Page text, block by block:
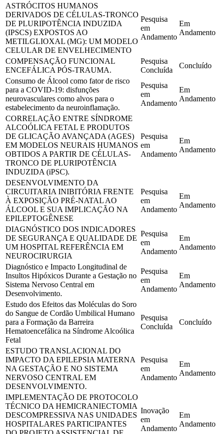
ASTRÓCITOS HUMANOS
DERIVADOS DE CÉLULAS-TRONCO
DE PLURIPOTÊNCIA INDUZIDA
(IPSCS) EXPOSTOS AO
METILGLIOXAL (MG): UM MODELO
CELULAR DE ENVELHECIMENTO
Pesquisa
em
Andamento
Em
Andamento
COMPENSAÇÃO FUNCIONAL
ENCEFÁLICA PÓS-TRAUMA.
Pesquisa
Concluída
Concluído
Consumo de Álcool como fator de risco
para a COVID-19: disfunções
neurovasculares como alvos para o
estabelecimento da neuroinflamação.
Pesquisa
em
Andamento
Em
Andamento
CORRELAÇÃO ENTRE SÍNDROME
ALCOÓLICA FETAL E PRODUTOS
DE GLICAÇÃO AVANÇADA (AGES)
EM MODELOS NEURAIS HUMANOS
OBTIDOS A PARTIR DE CÉLULAS-
TRONCO DE PLURIPOTÊNCIA
INDUZIDA (iPSC).
Pesquisa
em
Andamento
Em
Andamento
DESENVOLVIMENTO DA
CIRCUITARIA INIBITÓRIA FRENTE
À EXPOSIÇÃO PRÉ-NATAL AO
ÁLCOOL E SUA IMPLICAÇÃO NA
EPILEPTOGÊNESE
Pesquisa
em
Andamento
Em
Andamento
DIAGNÓSTICO DOS INDICADORES
DE SEGURANÇA E QUALIDADE DE
UM HOSPITAL REFERÊNCIA EM
NEUROCIRURGIA
Pesquisa
em
Andamento
Em
Andamento
Diagnóstico e Impacto Longitudinal de
Insultos Hipóxicos Durante a Gestação no
Sistema Nervoso Central em
Desenvolvimento.
Pesquisa
em
Andamento
Em
Andamento
Estudo dos Efeitos das Moléculas do Soro
do Sangue de Cordão Umbilical Humano
para a Formação da Barreira
Hematoencefálica na Síndrome Alcoólica
Fetal
Pesquisa
Concluída
Concluído
ESTUDO TRANSLACIONAL DO
IMPACTO DA EPILEPSIA MATERNA
NA GESTAÇÃO E NO SISTEMA
NERVOSO CENTRAL EM
DESENVOLVIMENTO.
Pesquisa
em
Andamento
Em
Andamento
IMPLEMENTAÇÃO DE PROTOCOLO
TÉCNICO DA HEMICRANIECTOMIA
DESCOMPRESSIVA NAS UNIDADES
HOSPITALARES PARTICIPANTES
Inovação
em
Andamento
Em
Andamento